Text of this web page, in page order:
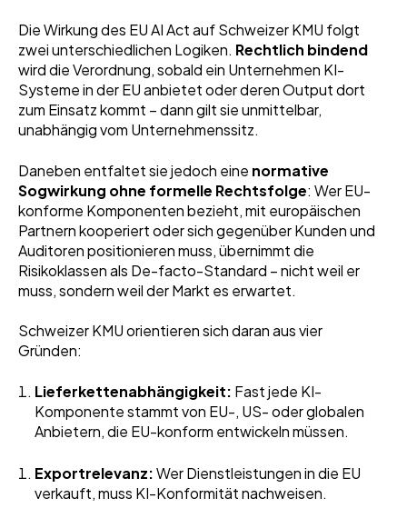
Die Wirkung des EU AI Act auf Schweizer KMU folgt
zwei unterschiedlichen Logiken. Rechtlich bindend
wird die Verordnung, sobald ein Unternehmen KI-
Systeme in der EU anbietet oder deren Output dort
zum Einsatz kommt – dann gilt sie unmittelbar,
unabhängig vom Unternehmenssitz.
Daneben entfaltet sie jedoch eine normative
Sogwirkung ohne formelle Rechtsfolge: Wer EU-
konforme Komponenten bezieht, mit europäischen
Partnern kooperiert oder sich gegenüber Kunden und
Auditoren positionieren muss, übernimmt die
Risikoklassen als De-facto-Standard – nicht weil er
muss, sondern weil der Markt es erwartet.
Schweizer KMU orientieren sich daran aus vier
Gründen:
Lieferkettenabhängigkeit: Fast jede KI-
Komponente stammt von EU-, US- oder globalen
Anbietern, die EU-konform entwickeln müssen.
Exportrelevanz:Wer Dienstleistungen in die EU
verkauft, muss KI-Konformität nachweisen.